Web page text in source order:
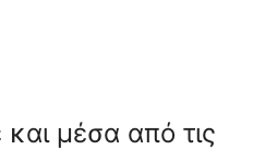
μέσα από τις